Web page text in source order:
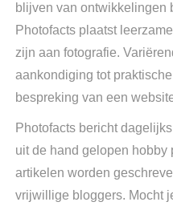
blijven van ontwikkelingen
Photofacts plaatst
zijn aan fotografie.
aankondiging tot
bespreking van een
Photofacts bericht
uit de hand gelopen hobby
artikelen worden
vrijwillige bloggers. Mocht